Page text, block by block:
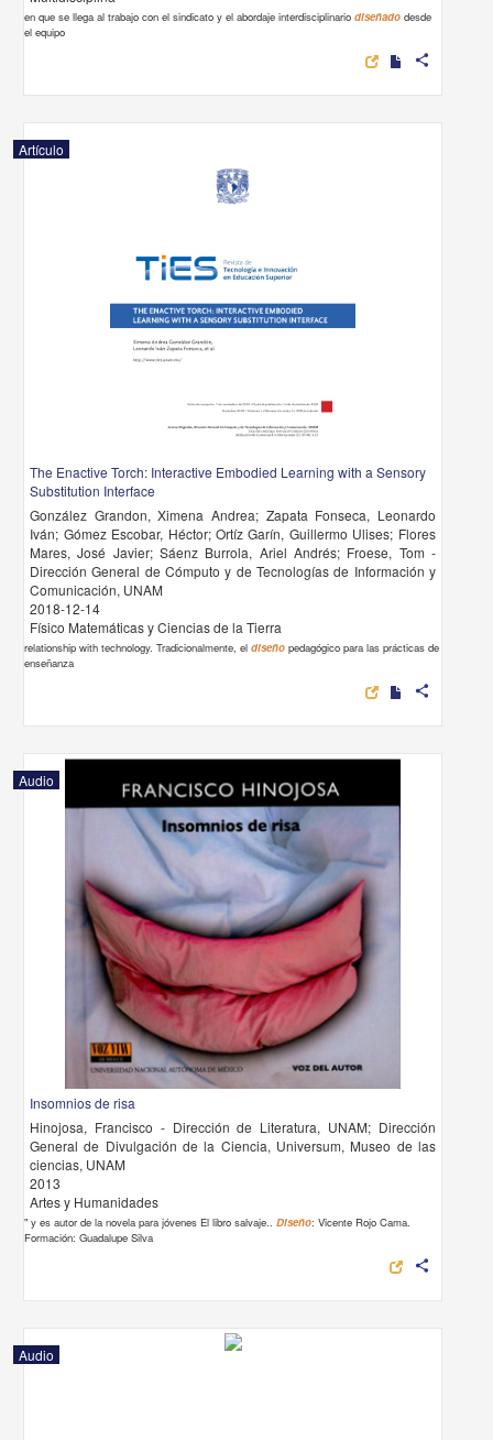
en que se llega al trabajo con el sindicato y el abordaje interdisciplinariodiseñado desde
el equipo
share
Artículo
The Enactive Torch: Interactive Embodied Learning with a Sensory
Substitution Interface
González Grandon, Ximena Andrea; Zapata Fonseca, Leonardo
Iván; Gómez Escobar, Héctor; Ortíz Garín, Guillermo Ulises; Flores
Mares, José Javier; Sáenz Burrola, Ariel Andrés; Froese, Tom -
Dirección General de Cómputo y de Tecnologías de Información y
Comunicación, UNAM
2018-12-14
Físico Matemáticas y Ciencias de la Tierra
relationship with technology. Tradicionalmente, eldiseño pedagógico para las prácticas de
enseñanza
share
Audio
Insomnios de risa
Hinojosa, Francisco - Dirección de Literatura, UNAM; Dirección
General de Divulgación de la Ciencia, Universum, Museo de las
ciencias, UNAM
2013
Artes y Humanidades
" y es autor de la novela para jóvenes El libro salvaje..Diseño: Vicente Rojo Cama.
Formación: Guadalupe Silva
share
Audio